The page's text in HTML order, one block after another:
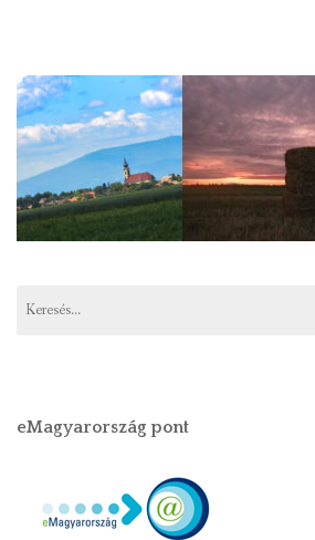
eMagyarország pont